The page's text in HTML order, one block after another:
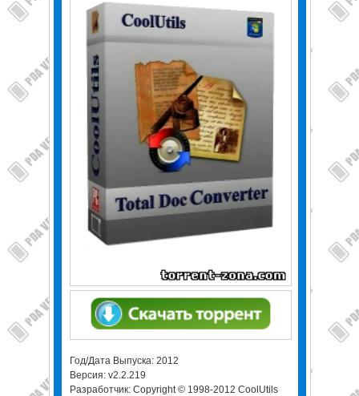
Год/Дата Выпуска: 2012
Версия: v2.2.219
Разработчик: Copyright © 1998-2012 CoolUtils